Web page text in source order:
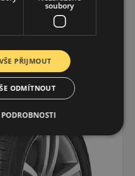
soubory
PŘIJMOUT
ODMÍTNOUT